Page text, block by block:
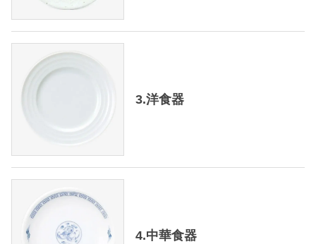
3.洋食器
4.中華食器